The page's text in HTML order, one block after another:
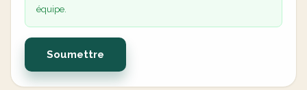
équipe.
Soumettre